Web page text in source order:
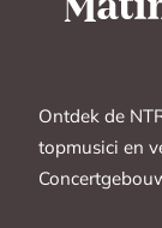
Ontdek de
topmusici en